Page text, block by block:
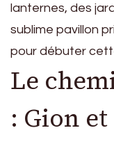
lanternes, des
sublime pavillon
pour débuter
Le
: Gion